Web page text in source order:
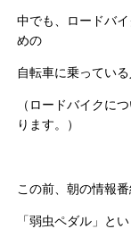
中でも、ロードバ
めの
自転車に乗ってい
（ロードバイクに
ります。）
この前、朝の情報
「弱虫ペダル」と